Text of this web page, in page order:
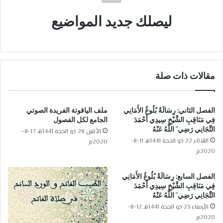
ليصلك جديد المواضيع
مقالات ذات صلة
الفصل الثاني: رِسَالَةُ بُلُوغُ الأَمَانِي
فِي مَنَاقِبِ الشَّيْخِ سِيدِي أَحْمَدَ
التِّجَانِي رَضِي َ اللَّهُ عَنْهُ
الثلاثاء 22 ذو الحجة 1441هـ 11-8-
2020م
ملف الياقوتة الفريدة الصوتي
الجامع لكل الفصول
الأثنين 28 ذو الحجة 1441هـ 17-8-
2020م
الفصل السابع: رِسَالَةُ بُلُوغُ الأَمَانِي
فِي مَنَاقِبِ الشَّيْخِ سِيدِي أَحْمَدَ
التِّجَانِي رَضِي َ اللَّهُ عَنْهُ
الأربعاء 23 ذو الحجة 1441هـ 12-8-
2020م